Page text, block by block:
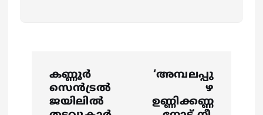
കണ്ണൂർ
സെൻട്രൽ
ജയിലിൽ
‘അമ്പലപ്പു
ഴ
ഉണ്ണിക്കണ്ണ